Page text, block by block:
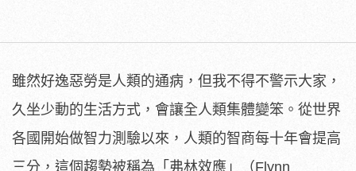
雖然好逸惡勞是人類的通病，但我不得不警示大家，
久坐少動的生活方式，會讓全人類集體變笨。從世界
各國開始做智力測驗以來，人類的智商每十年會提高
三分，這個趨勢被稱為「弗林效應」（Flynn